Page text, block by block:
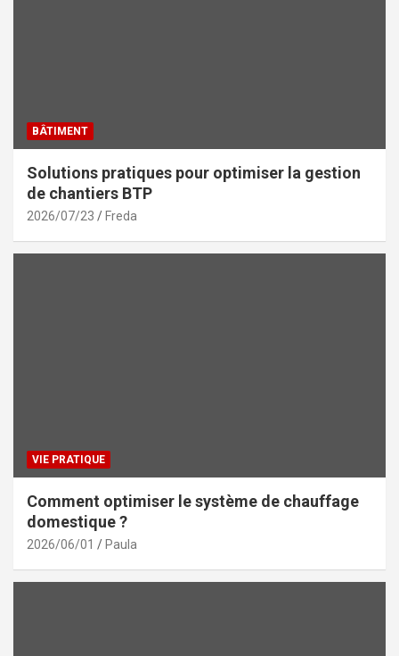
BÂTIMENT
Solutions pratiques pour optimiser la gestion
de chantiers BTP
2026/07/23 Freda
VIE PRATIQUE
Comment optimiser le système de chauffage
domestique ?
2026/06/01 Paula